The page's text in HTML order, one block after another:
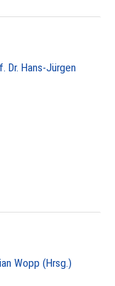
Dr. Hans-Jürgen
Wopp (Hrsg.)